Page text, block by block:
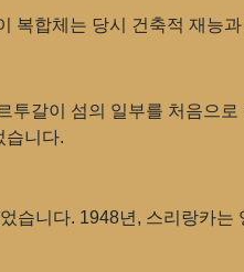
복합체는 당시 건축적 재능
갈이 섬의 일부를 처음으
습니다.
습니다. 1948년, 스리랑카